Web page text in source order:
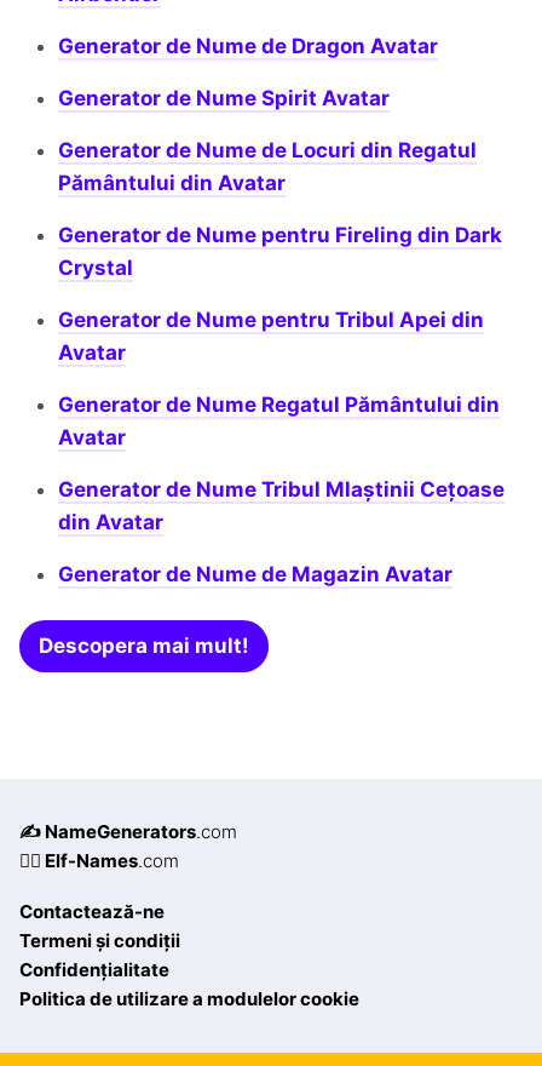
Generator de Nume de Dragon Avatar
Generator de Nume Spirit Avatar
Generator de Nume de Locuri din Regatul
Pământului din Avatar
Generator de Nume pentru Fireling din Dark
Crystal
Generator de Nume pentru Tribul Apei din
Avatar
Generator de Nume Regatul Pământului din
Avatar
Generator de Nume Tribul Mlaștinii Cețoase
din Avatar
Generator de Nume de Magazin Avatar
Descopera mai mult!
✍️ NameGenerators.com
🧝‍♀️ Elf-Names.com
Contactează-ne
Termeni și condiții
Confidențialitate
Politica de utilizare a modulelor cookie